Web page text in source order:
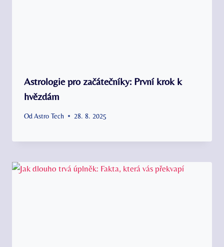
Astrologie pro začátečníky: První krok k
hvězdám
Od Astro Tech 28. 8. 2025